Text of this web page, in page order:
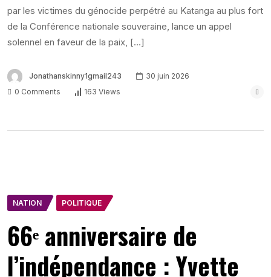
par les victimes du génocide perpétré au Katanga au plus fort
de la Conférence nationale souveraine, lance un appel
solennel en faveur de la paix, […]
Jonathanskinny1gmail243
30 juin 2026
0 Comments
163 Views
NATION POLITIQUE
66ᵉ anniversaire de
l’indépendance : Yvette